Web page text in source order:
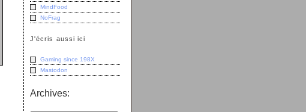
MindFood
NoFrag
J'écris aussi ici
Gaming since 198X
Mastodon
Archives: